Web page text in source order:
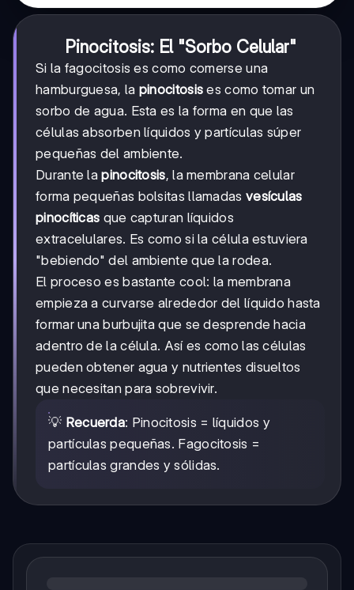
Pinocitosis: El "Sorbo Celular"
Si la fagocitosis es como comerse una
hamburguesa, la pinocitosis es como tomar un
sorbo de agua. Esta es la forma en que las
células absorben líquidos y partículas súper
pequeñas del ambiente.
Durante lapinocitosis, la membrana celular
forma pequeñas bolsitas llamadas vesículas
pinocíticas que capturan líquidos
extracelulares. Es como si la célula estuviera
"bebiendo" del ambiente que la rodea.
El proceso es bastante cool: la membrana
empieza a curvarse alrededor del líquido hasta
formar una burbujita que se desprende hacia
adentro de la célula. Así es como las células
pueden obtener agua y nutrientes disueltos
que necesitan para sobrevivir.
💡 Recuerda: Pinocitosis = líquidos y
partículas pequeñas. Fagocitosis =
partículas grandes y sólidas.